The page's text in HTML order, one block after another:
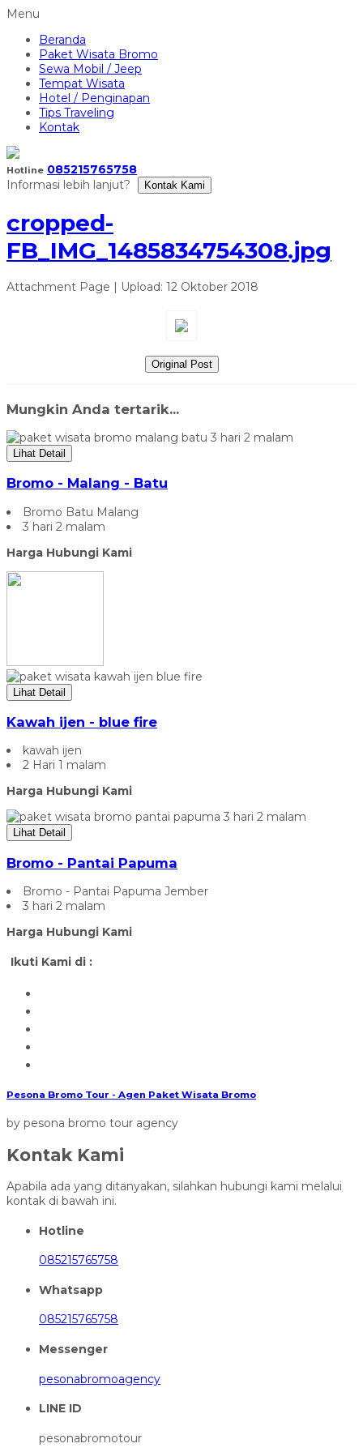
Menu
Beranda
Paket Wisata Bromo
Sewa Mobil / Jeep
Tempat Wisata
Hotel / Penginapan
Tips Traveling
Kontak
Hotline 085215765758
Informasi lebih lanjut?
Kontak Kami
cropped-
FB_IMG_1485834754308.jpg
Attachment Page | Upload: 12 Oktober 2018
Original Post
Mungkin Anda tertarik...
Lihat Detail
Bromo - Malang - Batu
Bromo Batu Malang
3 hari 2 malam
Harga Hubungi Kami
Lihat Detail
Kawah ijen - blue fire
kawah ijen
2 Hari 1 malam
Harga Hubungi Kami
Lihat Detail
Bromo - Pantai Papuma
Bromo - Pantai Papuma Jember
3 hari 2 malam
Harga Hubungi Kami
Ikuti Kami di :
Pesona Bromo Tour - Agen Paket Wisata Bromo
by pesona bromo tour agency
Kontak Kami
Apabila ada yang ditanyakan, silahkan hubungi kami melalui
kontak di bawah ini.
Hotline
085215765758
Whatsapp
085215765758
Messenger
pesonabromoagency
LINE ID
pesonabromotour